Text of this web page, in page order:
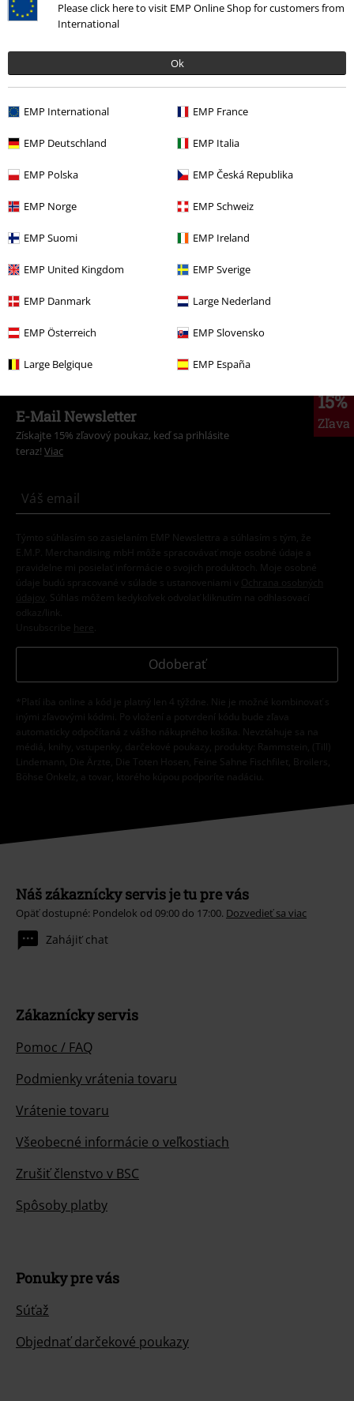
Please click here to visit EMP Online Shop for customers from
International
Ok
EMP International EMP France
EMP Deutschland EMP Italia
EMP Polska EMP Česká Republika
EMP Norge EMP Schweiz
EMP Suomi EMP Ireland
EMP United Kingdom EMP Sverige
EMP Danmark Large Nederland
EMP Österreich EMP Slovensko
Large Belgique EMP España
More categories. More options.
Christmas
Oblečenie Mikiny na zips
15%
Zľava
E-Mail Newsletter
Získajte 15% zľavový poukaz, keď sa prihlásite
teraz! Viac
Týmto súhlasím so zasielaním EMP Newslettra a súhlasím s tým, že
E.M.P. Merchandising mbH môže spracovávať moje osobné údaje a
pravidelne mi posielať informácie o svojich produktoch. Moje osobné
údaje budú spracované v súlade s ustanoveniami v
Ochrana osobných
údajov
. Súhlas môžem kedykoľvek odvolať kliknutím na odhlasovací
odkaz/link.
Unsubscribe here
Odoberať
*Platí iba online a kód je platný len 4 týždne. Nie je možné kombinovať s
inými zľavovými kódmi. Po vložení a potvrdení kódu bude zľava
automaticky odpočítaná z vášho nákupného košíka. Nevzťahuje sa na
médiá, knihy, vstupenky, darčekové poukazy, produkty: Rammstein, (Till)
Lindemann, Die Ärzte, Die Toten Hosen, Feine Sahne Fischfilet, Broilers,
Böhse Onkelz, a tovar, ktorého kúpou podporíte nadáciu.
Náš zákaznícky servis je tu pre vás
Opäť dostupné: Pondelok od 09:00 do 17:00. Dozvedieť sa viac
Zahájiť chat
Zákaznícky servis
Pomoc / FAQ
Podmienky vrátenia tovaru
Vrátenie tovaru
Všeobecné informácie o veľkostiach
Zrušiť členstvo v BSC
Spôsoby platby
Ponuky pre vás
Súťaž
Objednať darčekové poukazy